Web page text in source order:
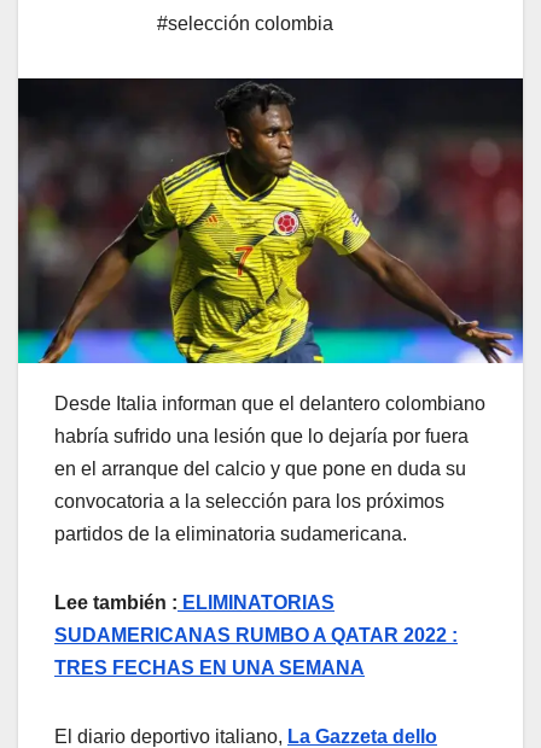
#selección colombia
Desde Italia informan que el delantero colombiano
habría sufrido una lesión que lo dejaría por fuera
en el arranque del calcio y que pone en duda su
convocatoria a la selección para los próximos
partidos de la eliminatoria sudamericana.
Lee también : ELIMINATORIAS
SUDAMERICANAS RUMBO A QATAR 2022 :
TRES FECHAS EN UNA SEMANA
El diario deportivo italiano, La Gazzeta dello